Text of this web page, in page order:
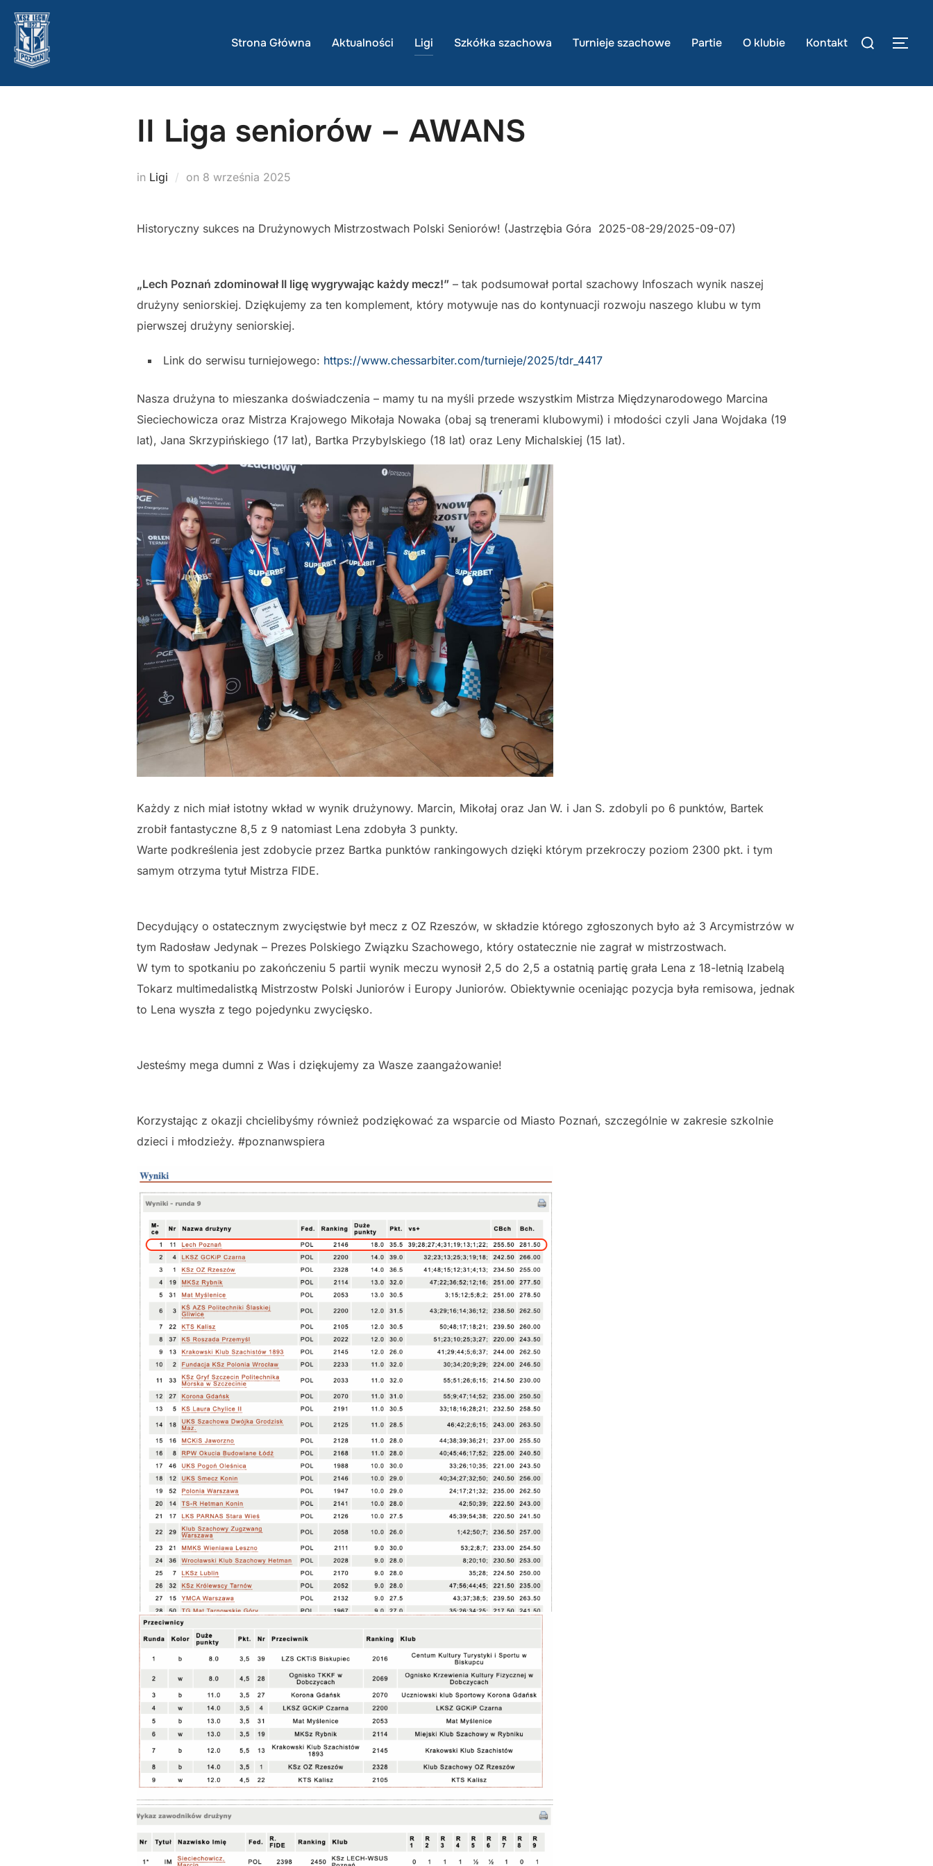
Skip
content
Strona Główna Aktualności Ligi Szkółka szachowa Turnieje szachowe Partie O klubie Kontakt
Szukaj:
II Liga seniorów – AWANS
in Ligi on Posted
8 września 2025
Historyczny sukces na Drużynowych Mistrzostwach Polski Seniorów! (Jastrzębia Góra 2025-08-29/2025-09-07)
„Lech Poznań zdominował II ligę wygrywając każdy mecz!” – tak podsumował portal szachowy Infoszach wynik naszej
drużyny seniorskiej. Dziękujemy za ten komplement, który motywuje nas do kontynuacji rozwoju naszego klubu w tym
pierwszej drużyny seniorskiej.
Link do serwisu turniejowego: https://www.chessarbiter.com/turnieje/2025/tdr_4417
Nasza drużyna to mieszanka doświadczenia – mamy tu na myśli przede wszystkim Mistrza Międzynarodowego Marcina
Sieciechowicza oraz Mistrza Krajowego Mikołaja Nowaka (obaj są trenerami klubowymi) i młodości czyli Jana Wojdaka (19
lat), Jana Skrzypińskiego (17 lat), Bartka Przybylskiego (18 lat) oraz Leny Michalskiej (15 lat).
Każdy z nich miał istotny wkład w wynik drużynowy. Marcin, Mikołaj oraz Jan W. i Jan S. zdobyli po 6 punktów, Bartek
zrobił fantastyczne 8,5 z 9 natomiast Lena zdobyła 3 punkty.
Warte podkreślenia jest zdobycie przez Bartka punktów rankingowych dzięki którym przekroczy poziom 2300 pkt. i tym
samym otrzyma tytuł Mistrza FIDE.
Decydujący o ostatecznym zwycięstwie był mecz z OZ Rzeszów, w składzie którego zgłoszonych było aż 3 Arcymistrzów w
tym Radosław Jedynak – Prezes Polskiego Związku Szachowego, który ostatecznie nie zagrał w mistrzostwach.
W tym to spotkaniu po zakończeniu 5 partii wynik meczu wynosił 2,5 do 2,5 a ostatnią partię grała Lena z 18-letnią Izabelą
Tokarz multimedalistką Mistrzostw Polski Juniorów i Europy Juniorów. Obiektywnie oceniając pozycja była remisowa, jednak
to Lena wyszła z tego pojedynku zwycięsko.
Jesteśmy mega dumni z Was i dziękujemy za Wasze zaangażowanie!
Korzystając z okazji chcielibyśmy również podziękować za wsparcie od Miasto Poznań, szczególnie w zakresie szkolnie
dzieci i młodzieży. #poznanwspiera